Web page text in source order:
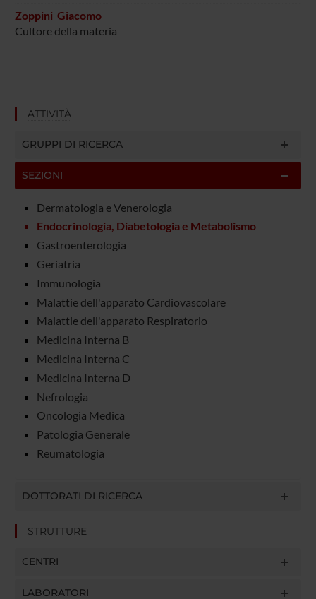
Zoppini Giacomo
Cultore della materia
ATTIVITÀ
GRUPPI DI RICERCA
SEZIONI
Dermatologia e Venerologia
Endocrinologia, Diabetologia e Metabolismo
Gastroenterologia
Geriatria
Immunologia
Malattie dell'apparato Cardiovascolare
Malattie dell'apparato Respiratorio
Medicina Interna B
Medicina Interna C
Medicina Interna D
Nefrologia
Oncologia Medica
Patologia Generale
Reumatologia
DOTTORATI DI RICERCA
STRUTTURE
CENTRI
LABORATORI